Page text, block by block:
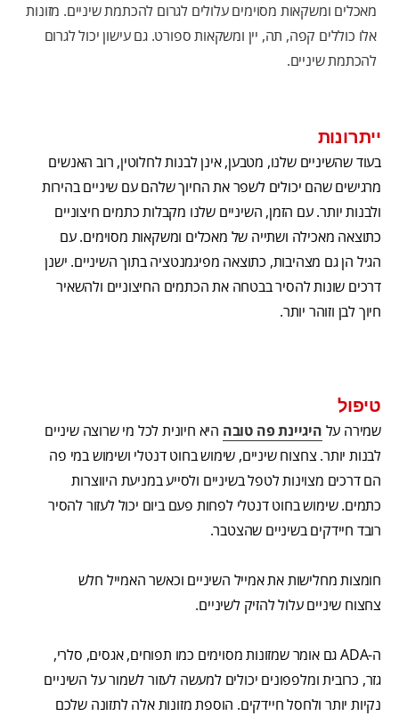
מאכלים ומשקאות מסוימים עלולים לגרום להכתמת שיניים. מזונות
אלו כוללים קפה, תה, יין ומשקאות ספורט. גם עישון יכול לגרום
להכתמת שיניים.
ייתרונות
בעוד שהשיניים שלנו, מטבען, אינן לבנות לחלוטין, רוב האנשים
מרגישים שהם יכולים לשפר את החיוך שלהם עם שיניים בהירות
ולבנות יותר. עם הזמן, השיניים שלנו מקבלות כתמים חיצוניים
כתוצאה מאכילה ושתייה של מאכלים ומשקאות מסוימים. עם
הגיל הן גם מצהיבות, כתוצאה מפיגמנטציה בתוך השיניים. ישנן
דרכים שונות להסיר בבטחה את הכתמים החיצוניים ולהשאיר
חיוך לבן וזוהר יותר.
טיפול
שמירה על היגיינת פה טובה היא חיונית לכל מי שרוצה שיניים
לבנות יותר. צחצוח שיניים, שימוש בחוט דנטלי ושימוש במי פה
הם דרכים מצוינות לטפל בשיניים ולסייע במניעת היווצרות
כתמים. שימוש בחוט דנטלי לפחות פעם ביום יכול לעזור להסיר
רובד חיידקים בשיניים שהצטבר.
חומצות מחלישות את אמייל השיניים וכאשר האמייל חלש
צחצוח שיניים עלול להזיק לשיניים.
ה-ADA גם אומר שמזונות מסוימים כמו תפוחים, אגסים, סלרי,
גזר, כרובית ומלפפונים יכולים למעשה לעזור לשמור על השיניים
נקיות יותר ולחסל חיידקים. הוספת מזונות אלה לתזונה שלכם